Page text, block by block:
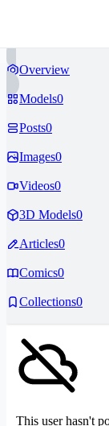
Overview
Models0
Posts0
Images0
Videos0
3D Models0
Articles0
Comics0
Collections0
This user hasn't